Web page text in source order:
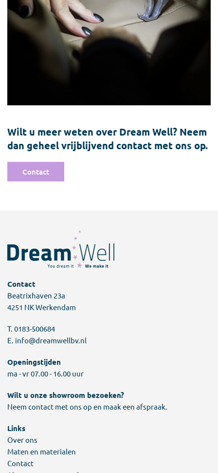
Wilt u meer weten over Dream Well? Neem
dan geheel vrijblijvend contact met ons op.
Contact
Contact
Beatrixhaven 23a
4251 NK Werkendam
T. 0183-500684
E. info@dreamwellbv.nl
Openingstijden
ma - vr 07.00 - 16.00 uur
Wilt u onze showroom bezoeken?
Neem contact met ons op en maak een afspraak.
Links
Over ons
Maten en materialen
Contact